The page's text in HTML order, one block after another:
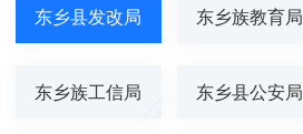
东乡县发改局 东乡族教育局
东乡族工信局 东乡县公安局